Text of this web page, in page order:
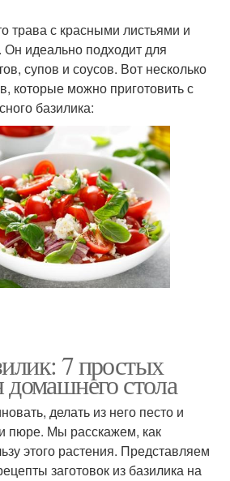
трава с красными листьями и
идеально подходит для
супов и соусов. Вот несколько
которые можно приготовить с
базилика:
7 простых
домашнего стола
делать из него песто и
пюре. Мы расскажем, как
этого растения. Представляем
заготовок из базилика на